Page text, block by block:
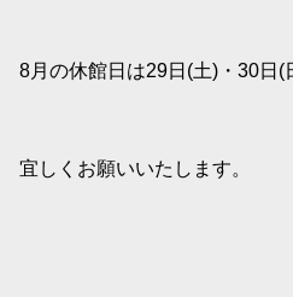
8月の休館日は29日(土)・30日(
宜しくお願いいたします。